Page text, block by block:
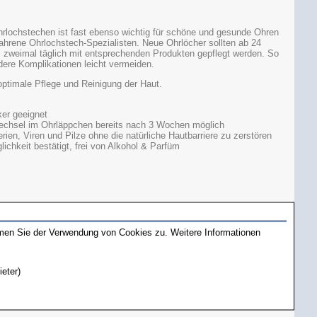
ist fast ebenso wichtig für schöne und gesunde Ohren
Ohrlochstech-Spezialisten. Neue Ohrlöcher sollten ab 24
täglich mit entsprechenden Produkten gepflegt werden. So
Komplikationen leicht vermeiden.
Pflege und Reinigung der Haut.
geeignet
im Ohrläppchen bereits nach 3 Wochen möglich
Viren und Pilze ohne die natürliche Hautbarriere zu zerstören
bestätigt, frei von Alkohol & Parfüm
Sie der Verwendung von Cookies zu. Weitere Informationen